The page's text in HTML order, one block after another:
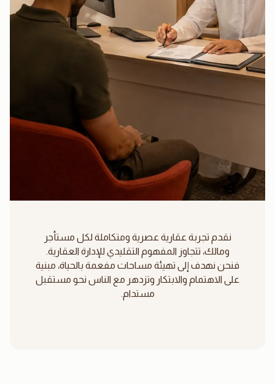
نقدم تجربة عقارية عصرية ومتكاملة لكل مستأجر
ومالك، تتجاوز المفهوم التقليدي للإدارة العقارية.
فنحن نهدف إلى تهيئة مساحات مفعمة بالحياة، مبنية
على الاهتمام والابتكار وتزدهر مع الناس نحو مستقبل
مستدام.